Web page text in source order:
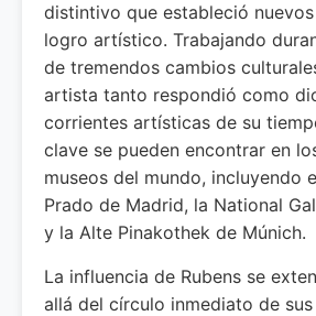
distintivo que estableció
logro artístico. Trabajando
de tremendos cambios
artista tanto respondió como
corrientes artísticas de su
clave se pueden encontrar en
museos del mundo, incluyendo
Prado de Madrid, la National
y la Alte Pinakothek de Múnich.
La influencia de Rubens se
allá del círculo inmediato de sus